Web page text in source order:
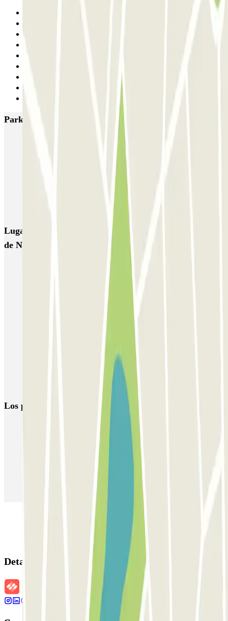
Parkings más valorados en Granada
IC Hospital Virgen de las Nieves Parking Sócrates
APK2 Triunfo - AVE
APK2 Arabial
AENA Aeropuerto de Granada - General P1
Lugares y eventos interesantes cerca de CLÜBO Torres
de Neptuno
Aparcar cerca del Hotel Barceló Granada Congress
Parkings en el Parque de las Ciencias de Granada
Aparcar cerca del Hotel Villa Oniria
Aparcar cerca del Hotel NH Collection Granada Victoria
Parkings en Puerta Real en Granada
Parkings cerca de la Fuente de las Batallas y Fuente de las
Aparcar cerca del Palacio de Congresos de Granada
Los parkings más reservados
Parking en Barcelona
Parking en Aeropuerto Barcelona
Parking en Aeropuerto Madrid Barajas
Parking en Sants - Estación de Barcelona
Detalles de la reserva